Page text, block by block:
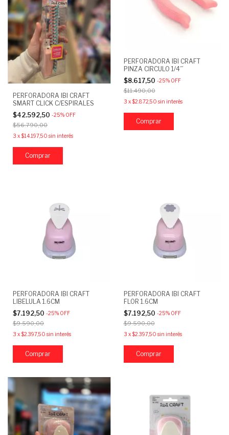
PERFORADORA IBI CRAFT
SMART CLICK C/ESPIRALES
$42.592,50 -25% OFF
$56.790,00
3 x$14.197,50 sin interés
PERFORADORA IBI CRAFT
PINZA CIRCULO 1/4´´
$8.617,50 -25% OFF
$11.490,00
3 x$2.872,50 sin interés
PERFORADORA IBI CRAFT
LIBELULA 1.6CM
$7.192,50 -25% OFF
$9.590,00
3 x$2.397,50 sin interés
PERFORADORA IBI CRAFT
FLOR 1.6CM
$7.192,50 -25% OFF
$9.590,00
3 x$2.397,50 sin interés